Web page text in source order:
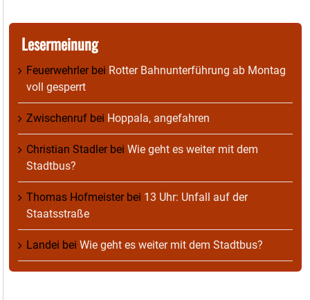
Lesermeinung
Feuerwehrlerbei Rotter Bahnunterführung ab Montag
voll gesperrt
Zwischenruf bei Hoppala, angefahren
Christian Stadlerbei Wie geht es weiter mit dem
Stadtbus?
Thomas Hofmeisterbei 13 Uhr: Unfall auf der
Staatsstraße
Landei bei Wie geht es weiter mit dem Stadtbus?